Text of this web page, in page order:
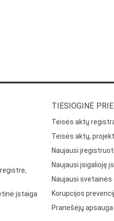
įstaiga
TIESIOGINĖ
Teisės aktų
Teisės aktų,
Naujausi
Naujausi įsigalioję
Naujausi
Korupcijos
Pranešėjų apsauga